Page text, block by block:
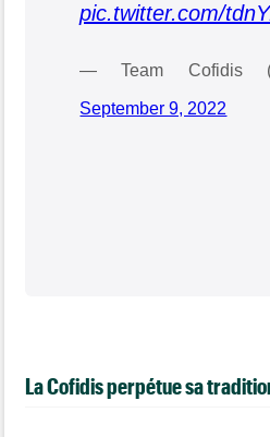
pic.twitter.com/
— Team Cofidis
September 9, 2022
La Cofidis perpétue sa